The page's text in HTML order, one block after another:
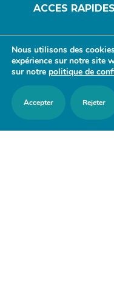
ACCES RAPIDES
Agenda
Mes
Découvrir Orry-
Nous utilisons des
expérience sur notre site
sur notre politique de
Accepter Rejeter